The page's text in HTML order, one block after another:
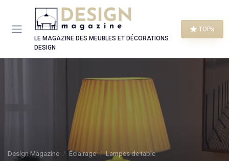
LE MAGAZINE DES MEUBLES ET DÉCORATIONS
DESIGN
TOPs
Design Magazine Éclairage Lampes de table
Panneau de gestion des cookies